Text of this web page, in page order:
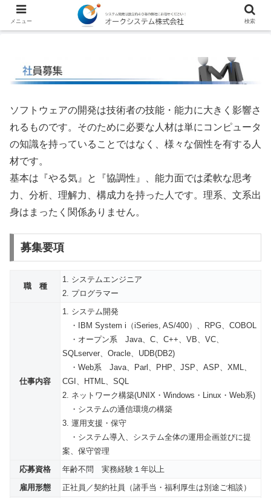
ソフトウェアの開発は技術者の技能・能力に大きく影響さ
れるものです。そのために必要な人材は単にコンピュータ
の知識を持っていることではなく、様々な個性を有する人
材です。
基本は『やる気』と『協調性』、能力面では柔軟な思考
力、分析、理解力、構成力を持った人です。理系、文系出
身はまったく関係ありません。
募集要項
職 種
1. システムエンジニア
2. プログラマー
仕事内容
1. システム開発
・IBM System i（iSeries, AS/400）、RPG、COBOL
・オープン系 Java、C、C++、VB、VC、
SQLserver、Oracle、UDB(DB2)
・Web系 Java、Parl、PHP、JSP、ASP、XML、
CGI、HTML、SQL
2. ネットワーク構築(UNIX・Windows・Linux・Web系)
・システムの通信環境の構築
3. 運用支援・保守
・システム導入、システム全体の運用企画並びに提
案、保守管理
応募資格
年齢不問 実務経験１年以上
雇用形態
正社員／契約社員（諸手当・福利厚生は別途ご相談）
メニュー 検索